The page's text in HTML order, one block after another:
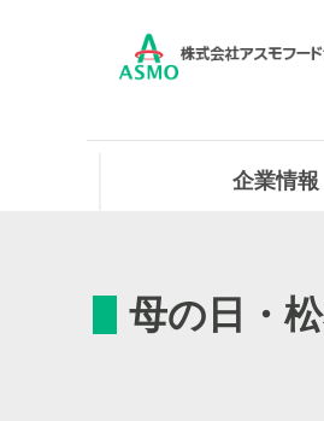
企業情報
母の日・